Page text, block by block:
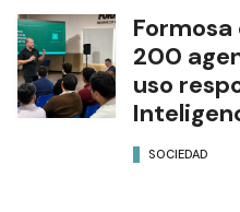
200
uso
SOCIEDAD